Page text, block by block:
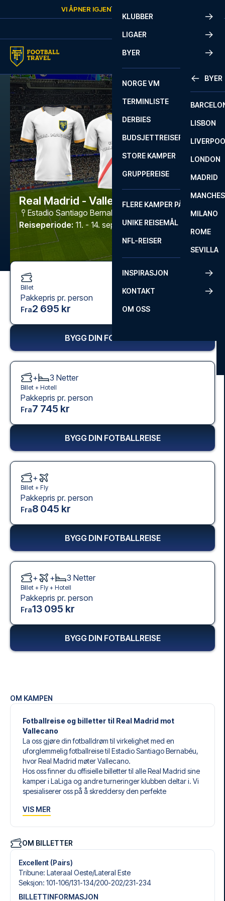
VI ÅPNER IGJENTORSDAG
KLUBBER
LIGAER
BYER
BYER
LISBON
LONDON
MADRID
MILANO
ROME
SEVILLA
NORGE VM
TERMINLISTE
DERBIES
BUDSJETTREISER
STORE KAMPER
GRUPPEREISE
FLERE KAMPER PÅ ÉN REISE
UNIKE REISEMÅL
NFL-REISER
INSPIRASJON
KONTAKT
OM OSS
Real Madrid - Vallecano
Estadio Santiago Bernabéu
Reiseperiode: 11. - 14. sep. 2026
OM KAMPEN
Fotballreise og billetter til Real Madrid mot
Vallecano
La oss gjøre din fotballdrøm til virkelighet med en
uforglemmelig fotballreise til Estadio Santiago Bernabéu,
hvor Real Madrid møter Vallecano.
Hos oss finner du offisielle billetter til alle Real Madrid sine
kamper i LaLiga og andre turneringer klubben deltar i. Vi
spesialiserer oss på å skreddersy den perfekte
behov.
sammen din egen fotballpakke, tilpasset dine preferanser.
Velg blant et bredt utvalg av fotballbilletter, nøye utvalgte
hoteller for enhver smak og budsjett, samt fleksible fly som
passer deg best.
Når du velger billettype, kan du se hvilken seksjon du skal
VIS MER
OM BILLETTER
Excellent (Pairs)
Tribune: Lateraal Oeste/​Lateral Este
Seksjon: 101-106/​131-134/​200-202/​231-234
BILLETTINFORMASJON
Billet
Pakkepris pr. person
Fra2 695 kr
BYGG DIN FOTBALLREISE
+ 3 Netter
Billet + Hotell
Pakkepris pr. person
Fra7 745 kr
BYGG DIN FOTBALLREISE
+
Billet + Fly
Pakkepris pr. person
Fra8 045 kr
BYGG DIN FOTBALLREISE
+ + 3 Netter
Billet + Fly + Hotell
Pakkepris pr. person
Fra13 095 kr
BYGG DIN FOTBALLREISE